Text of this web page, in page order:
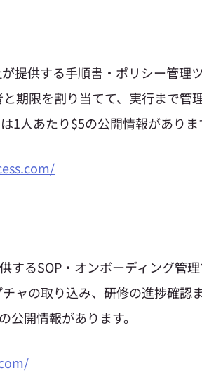
提供する手順書・ポリシー管理
期限を割り当てて、実行まで管
1人あたり$5の公開情報がありま
るSOP・オンボーディング管
ャの取り込み、研修の進捗確認
開情報があります。